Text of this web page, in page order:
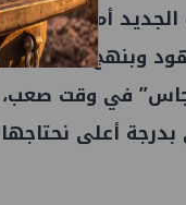
أمرًا
في وقت
أعلى